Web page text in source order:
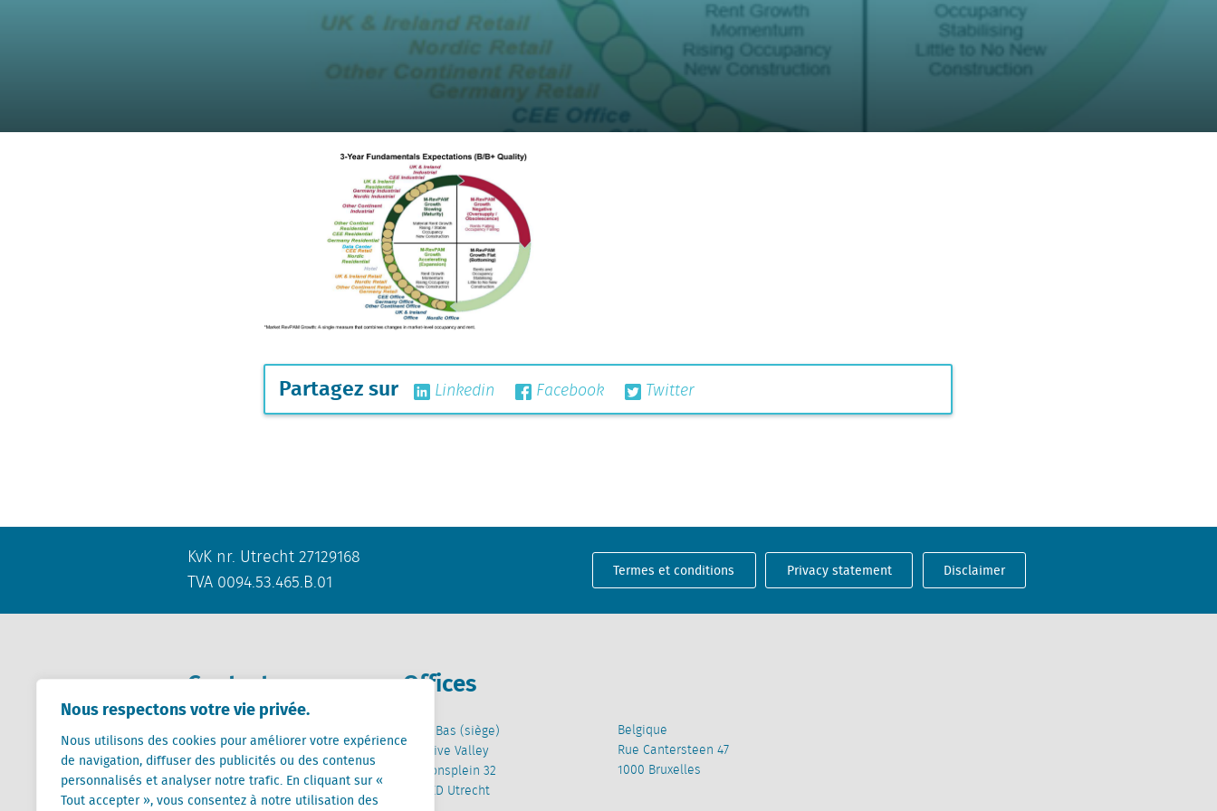
Nous respectons votre vie privée.
Nous utilisons des cookies pour améliorer votre expérience
de navigation, diffuser des publicités ou des contenus
personnalisés et analyser notre trafic. En cliquant sur «
Tout accepter », vous consentez à notre utilisation des
Partagez sur Linkedin Facebook Twitter
KvK nr. Utrecht 27129168
TVA 0094.53.465.B.01
Termes et conditions Privacy statement Disclaimer
Contact
+31 (0) 85 760 3283
+32 (0) 2 267 2800
info@locatus.com
Offices
Pays-Bas (siège)
Creative Valley
Stationsplein 32
3511 ED Utrecht
Belgique
Rue Cantersteen 47
1000 Bruxelles